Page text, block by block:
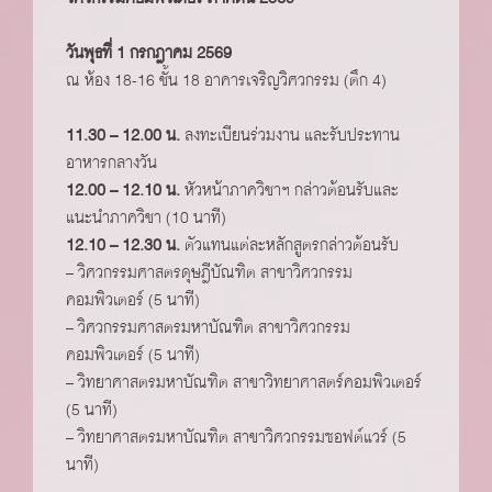
วันพุธที่ 1 กรกฎาคม 2569
ณ ห้อง 18-16 ชั้น 18 อาคารเจริญวิศวกรรม (ตึก 4)
11.30 – 12.00 น.ลงทะเบียนร่วมงาน และรับประทาน
อาหารกลางวัน
12.00 – 12.10 น.หัวหน้าภาควิชาฯ กล่าวต้อนรับและ
แนะนำภาควิชา (10 นาที)
12.10 – 12.30 น.ตัวแทนแต่ละหลักสูตรกล่าวต้อนรับ
– วิศวกรรมศาสตรดุษฎีบัณฑิต สาขาวิศวกรรม
คอมพิวเตอร์ (5 นาที)
– วิศวกรรมศาสตรมหาบัณฑิต สาขาวิศวกรรม
คอมพิวเตอร์ (5 นาที)
– วิทยาศาสตรมหาบัณฑิต สาขาวิทยาศาสตร์คอมพิวเตอร์
(5 นาที)
– วิทยาศาสตรมหาบัณฑิต สาขาวิศวกรรมซอฟต์แวร์ (5
นาที)